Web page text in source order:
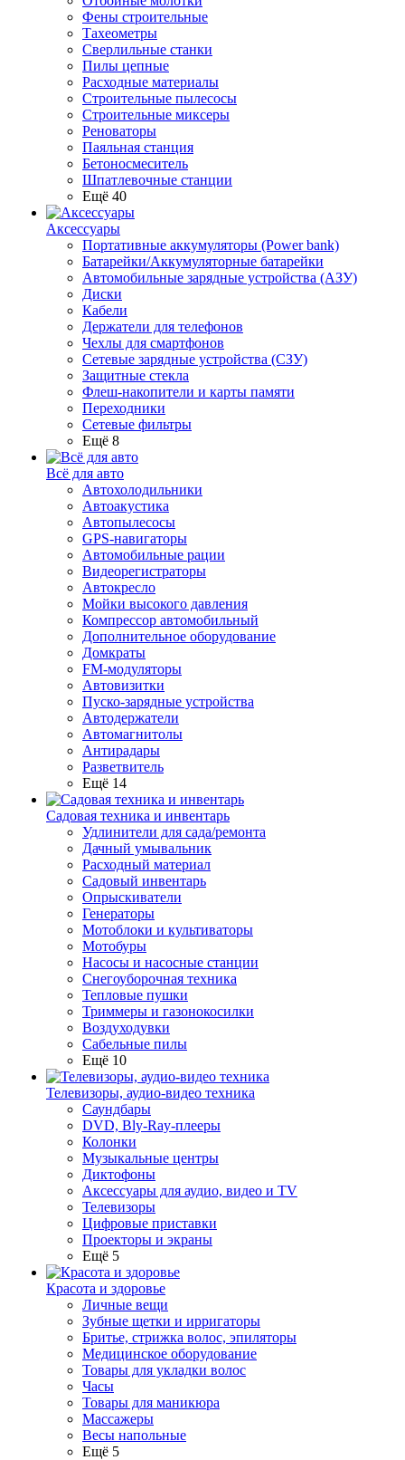
Фены строительные
Тахеометры
Сверлильные станки
Пилы цепные
Расходные материалы
Строительные пылесосы
Строительные миксеры
Реноваторы
Паяльная станция
Бетоносмеситель
Шпатлевочные станции
Ещё 40
Аксессуары
Портативные аккумуляторы (Power bank)
Батарейки/Аккумуляторные батарейки
Автомобильные зарядные устройства (АЗУ)
Диски
Кабели
Держатели для телефонов
Чехлы для смартфонов
Сетевые зарядные устройства (СЗУ)
Защитные стекла
Флеш-накопители и карты памяти
Переходники
Сетевые фильтры
Ещё 8
Всё для авто
Автохолодильники
Автоакустика
Автопылесосы
GPS-навигаторы
Автомобильные рации
Видеорегистраторы
Автокресло
Мойки высокого давления
Компрессор автомобильный
Дополнительное оборудование
Домкраты
FM-модуляторы
Автовизитки
Пуско-зарядные устройства
Автодержатели
Автомагнитолы
Антирадары
Разветвитель
Ещё 14
Садовая техника и инвентарь
Удлинители для сада/ремонта
Дачный умывальник
Расходный материал
Садовый инвентарь
Опрыскиватели
Генераторы
Мотоблоки и культиваторы
Мотобуры
Насосы и насосные станции
Снегоуборочная техника
Тепловые пушки
Триммеры и газонокосилки
Воздуходувки
Сабельные пилы
Ещё 10
Телевизоры, аудио-видео техника
Саундбары
DVD, Bly-Ray-плееры
Колонки
Музыкальные центры
Диктофоны
Аксессуары для аудио, видео и TV
Телевизоры
Цифровые приставки
Проекторы и экраны
Ещё 5
Красота и здоровье
Личные вещи
Зубные щетки и ирригаторы
Бритье, стрижка волос, эпиляторы
Медицинское оборудование
Товары для укладки волос
Часы
Товары для маникюра
Массажеры
Весы напольные
Ещё 5